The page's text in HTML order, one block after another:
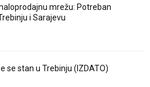
mrežu: Potreban
i Sarajevu
se stan u Trebinju (IZDATO)